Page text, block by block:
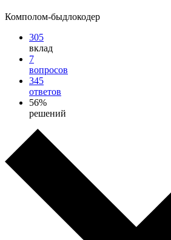
Комполом-быдлокодер
305
вклад
7
вопросов
345
ответов
56%
решений